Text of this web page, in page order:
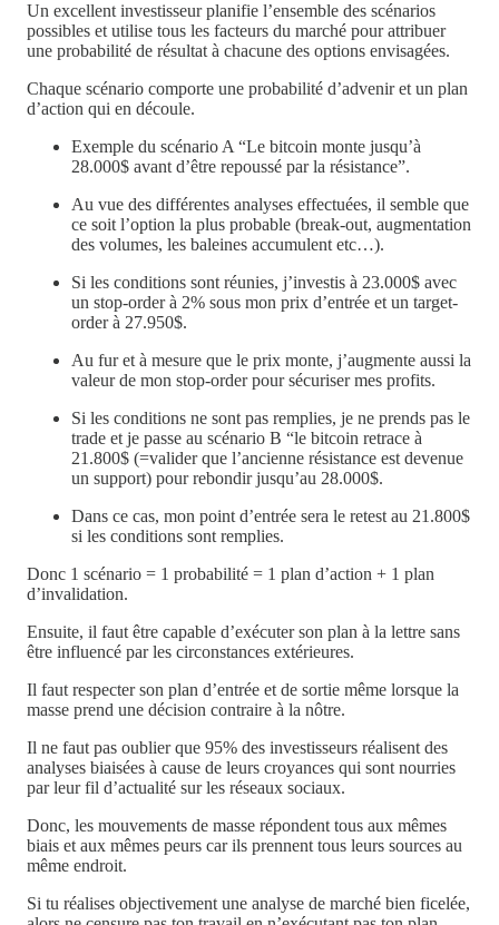
Un excellent investisseur planifie l’ensemble des scénarios
possibles et utilise tous les facteurs du marché pour attribuer
une probabilité de résultat à chacune des options envisagées.
Chaque scénario comporte une probabilité d’advenir et un plan
d’action qui en découle.
Exemple du scénario A “Le bitcoin monte jusqu’à
28.000$ avant d’être repoussé par la résistance”.
Au vue des différentes analyses effectuées, il semble que
ce soit l’option la plus probable (break-out, augmentation
des volumes, les baleines accumulent etc…).
Si les conditions sont réunies, j’investis à 23.000$ avec
un stop-order à 2% sous mon prix d’entrée et un target-
order à 27.950$.
Au fur et à mesure que le prix monte, j’augmente aussi la
valeur de mon stop-order pour sécuriser mes profits.
Si les conditions ne sont pas remplies, je ne prends pas le
trade et je passe au scénario B “le bitcoin retrace à
21.800$ (=valider que l’ancienne résistance est devenue
un support) pour rebondir jusqu’au 28.000$.
Dans ce cas, mon point d’entrée sera le retest au 21.800$
si les conditions sont remplies.
Donc 1 scénario = 1 probabilité = 1 plan d’action + 1 plan
d’invalidation.
Ensuite, il faut être capable d’exécuter son plan à la lettre sans
être influencé par les circonstances extérieures.
Il faut respecter son plan d’entrée et de sortie même lorsque la
masse prend une décision contraire à la nôtre.
Il ne faut pas oublier que 95% des investisseurs réalisent des
analyses biaisées à cause de leurs croyances qui sont nourries
par leur fil d’actualité sur les réseaux sociaux.
Donc, les mouvements de masse répondent tous aux mêmes
biais et aux mêmes peurs car ils prennent tous leurs sources au
même endroit.
Si tu réalises objectivement une analyse de marché bien ficelée,